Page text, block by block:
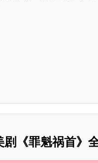
剧《罪魁祸首》